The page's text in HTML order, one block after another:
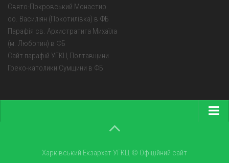
Свято-Покровський Монастир
оо. Василіян (Покотилівка) в ФБ
Парафія св. Архистратига Михаїла
(м. Люботин) в ФБ
Сайт парафій УГКЦ Полтавщини
Греко-католики Сумщини в ФБ
Про екзархатХарківський Екзархат УГКЦ © Офіційний сайт